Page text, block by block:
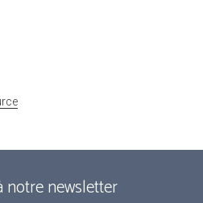
notre newsletter